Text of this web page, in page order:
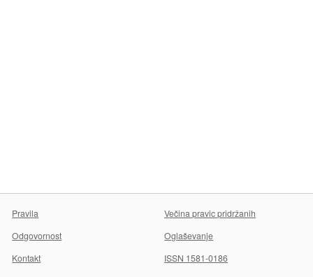
Pravila
Večina pravic pridržanih
Odgovornost
Oglaševanje
Kontakt
ISSN 1581-0186